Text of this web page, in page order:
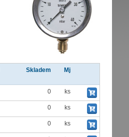
Skladem Mj
0 ks
0 ks
0 ks